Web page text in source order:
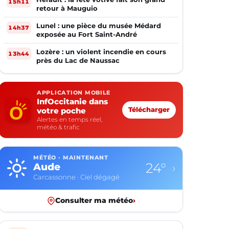
retour à Mauguio
14h37
Lunel : une pièce du musée Médard
exposée au Fort Saint-André
13h44
Lozère : un violent incendie en cours
près du Lac de Naussac
APPLICATION MOBILE
InfOccitanie dans
votre poche
Alertes en temps réel,
météo & trafic
Télécharger
MÉTÉO · MAINTENANT
Aveyron
Rodez · Ciel dégagé
13° ›
Consulter ma météo›